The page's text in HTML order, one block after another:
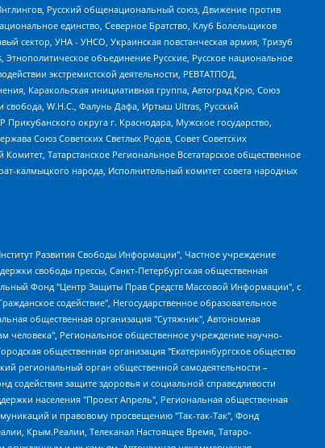
Русский общенациональный союз, Движение против
единство, Северное Братство, Клуб Болельщиков
сектор, УНА - УНСО, Украинская повстанческая армия, Тризуб
объединение Русские, Русское национальное
экстремистской деятельности, РЕВТАТПОД,
Каракольская инициативная группа, Автоград Крю, Союз
свобода, W.H.С., Фалунь Дафа, Иртыш Ultras, Русский
округа г. Краснодара, Мужское государство,
Союз Советских Светлых Родов, Совет Советских
Татарстанское Региональное Всетатарское общественное
калмыцкого народа, Исполнительный комитет совета народных
Издательский дом "Новая глава", Айнбиндер Александра Александровна, Московский комьюнити-центр для ЛГБТ+инициатив, Благотворительный фонд развития филантропии, Deutsche Welle (Германия, Kurt-Schumacher-Strasse 3, 53113 Bonn), Борзунова Мария Михайловна, Воробьев Виктор Викторович, Голубева Анна Львовна, Константинова Алла Михайловна, Малкова Ирина Владимировна, Мурадов Мурад Абдулгалимович, Осетинская Елизавета Николаевна, Понасенков Евгений Николаевич, Ганапольский Матвей Юрьевич, Киселев Евгений Алексеевич, Борухович Ирина Григорьевна, Дремин Иван Тимофеевич, Дубровский Дмитрий Викторович, Красноярская региональная общественная организация поддержки и развития альтернативных образовательных технологий и межкультурных коммуникаций "ИНТЕРРА", Маяковская Екатерина Алексеевна, Фейгин Марк Захарович, Филимонов Андрей Викторович, Дзугкоева Регина Николаевна, Доброхотов Роман Александрович, Дудь Юрий Александрович, Елкин Сергей Владимирович, Кругликов Кирилл Игоревич, Сабунаева Мария Леонидовна, Семенов Алексей Владимирович, Шаинян Карен Багратович, Шульман Екатерина Михайловна, Асафьев Артур Валерьевич, Вахштайн Виктор Семенович, Венедиктов Алексей Алексеевич, Лушникова Екатерина Евгеньевна, Волков Леонид Михайлович, Невзоров Александр Глебович, Пархоменко Сергей Борисович, Сироткин Ярослав Николаевич, Кара-Мурза Владимир Владимирович, Баранова Наталья Владимировна, Гозман Леонид Яковлевич, Кагарлицкий Борис Юльевич, Климарев Михаил Валерьевич, Милов Владимир Станиславович, Автономная некоммерческая организация Краснодарский центр современного искусства "Типография", Моргенштерн Алишер Тагирович, Соболь Любовь Эдуардовна, Общество с ограниченной ответственностью "ЛИЗА НОРМ", Каспаров Гарри Кимович, Ходорковский Михаил Борисович, Общество с ограниченной ответственностью "Апрельские тезисы", Данилович Ирина Брониславовна, Кашин Олег Владимирович, Петров Николай Владимирович, Пивоваров Алексей Владимирович, Соколов Михаил Владимирович, Цветкова Юлия Владимировна, Чичваркин Евгений Александрович, Комитет против пыток/Команда против пыток, Общество с ограниченной ответственностью "Первый научный", Общество с ограниченной ответственностью "Вертолет и ко", Белоцерковская Вероника Борисовна, Кац Максим Евгеньевич, Лазарева Татьяна Юрьевна, Шаведдинов Руслан Табризович, Яшин Илья Валерьевич, Общество с ограниченной ответственностью "Иноагент ААВ", Алешковский Дмитрий Петрович, Альбац Евгения Марковна, Быков Дмитрий Львович, Галямина Юлия Евгеньевна, Лойко Сергей Леонидович, Мартынов Кирилл Константинович, Медведев Сергей Александрович, Крашенинников Федор Геннадиевич, Гордеева Катерина Вл